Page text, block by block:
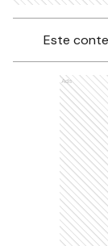
Este
Ads